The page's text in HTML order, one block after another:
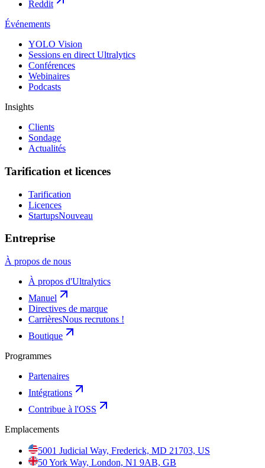
Reddit
Événements
YOLO Vision
Sessions en direct Ultralytics
Conférences
Webinaires
Podcasts
Insights
Clients
Sondage
Actualités
Tarification et licences
Tarification
Licences
StartupsNouveau
Entreprise
À propos de nous
À propos d'Ultralytics
Manuel
Directives de marque
CarrièresNous recrutons !
Boutique
Programmes
Partenaires
Intégrations
Contribue à l'OSS
Emplacements
5001 Judicial Way, Frederick, MD 21703, US
50 York Way, London, N1 9AB, GB